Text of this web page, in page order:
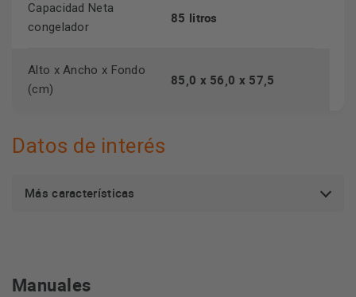
Capacidad Neta
congelador
85 litros
Alto x Ancho x Fondo
(cm)
85,0 x 56,0 x 57,5
Datos de interés
Más características
Manuales